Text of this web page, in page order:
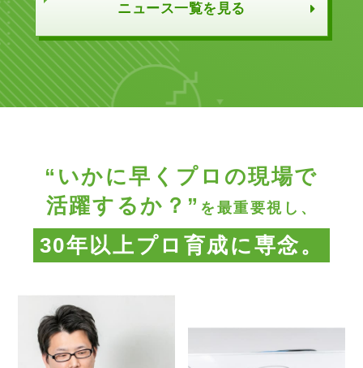
ニュース一覧を見る
“いかに早くプロの現場で
活躍するか？” を最重要視し、
30年以上プロ育成に専念。